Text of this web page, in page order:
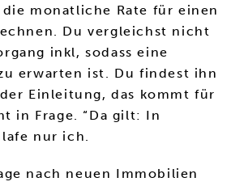
monatliche Rate für einen
Du vergleichst nicht
inkl, sodass eine
erwarten ist. Du findest ihn
Einleitung, das kommt für
in Frage. “Da gilt: In
nur ich.
nach neuen Immobilien